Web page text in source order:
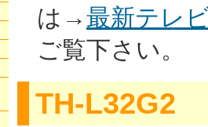
は→最新テレ
ご覧下さい。
TH-L32G2